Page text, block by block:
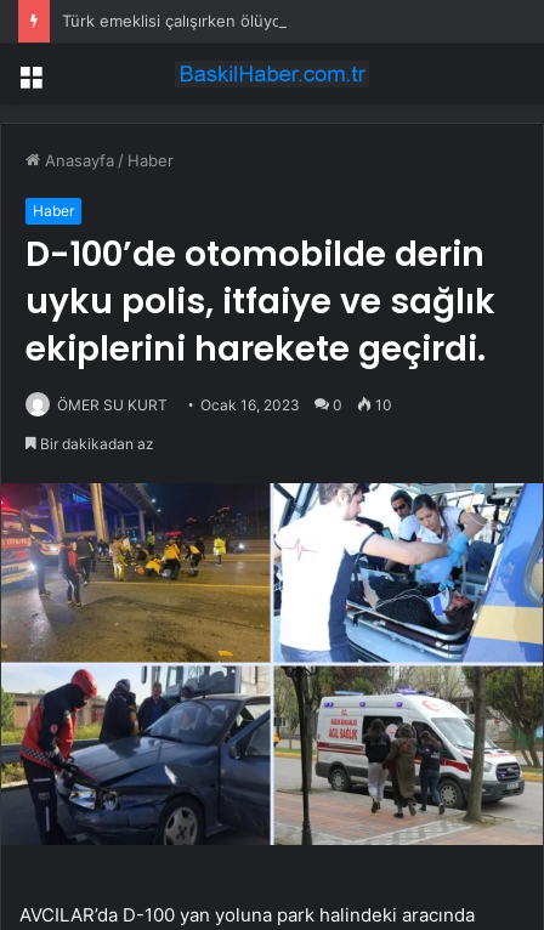
Türk emeklisi çalışırken ölüyor
Menü
Anasayfa / Haber
Haber
D-100’de otomobilde derin
uyku polis, itfaiye ve sağlık
ekiplerini harekete geçirdi.
ÖMER SU KURT Ocak 16, 2023 0 10
Bir dakikadan az
AVCILAR’da D-100 yan yoluna park halindeki aracında